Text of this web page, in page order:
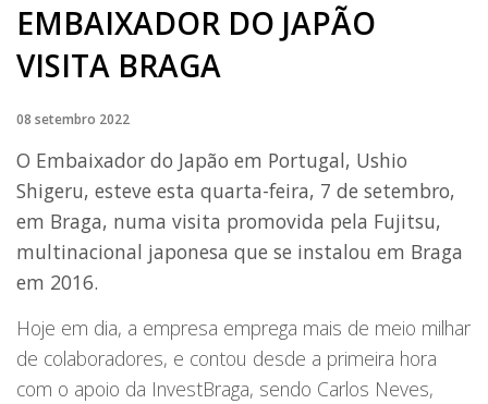
EMBAIXADOR DO JAPÃO
VISITA BRAGA
08 setembro 2022
O Embaixador do Japão em Portugal, Ushio
Shigeru, esteve esta quarta-feira, 7 de setembro,
em Braga, numa visita promovida pela Fujitsu,
multinacional japonesa que se instalou em Braga
em 2016.
Hoje em dia, a empresa emprega mais de meio milhar
de colaboradores, e contou desde a primeira hora
com o apoio da InvestBraga, sendo Carlos Neves,